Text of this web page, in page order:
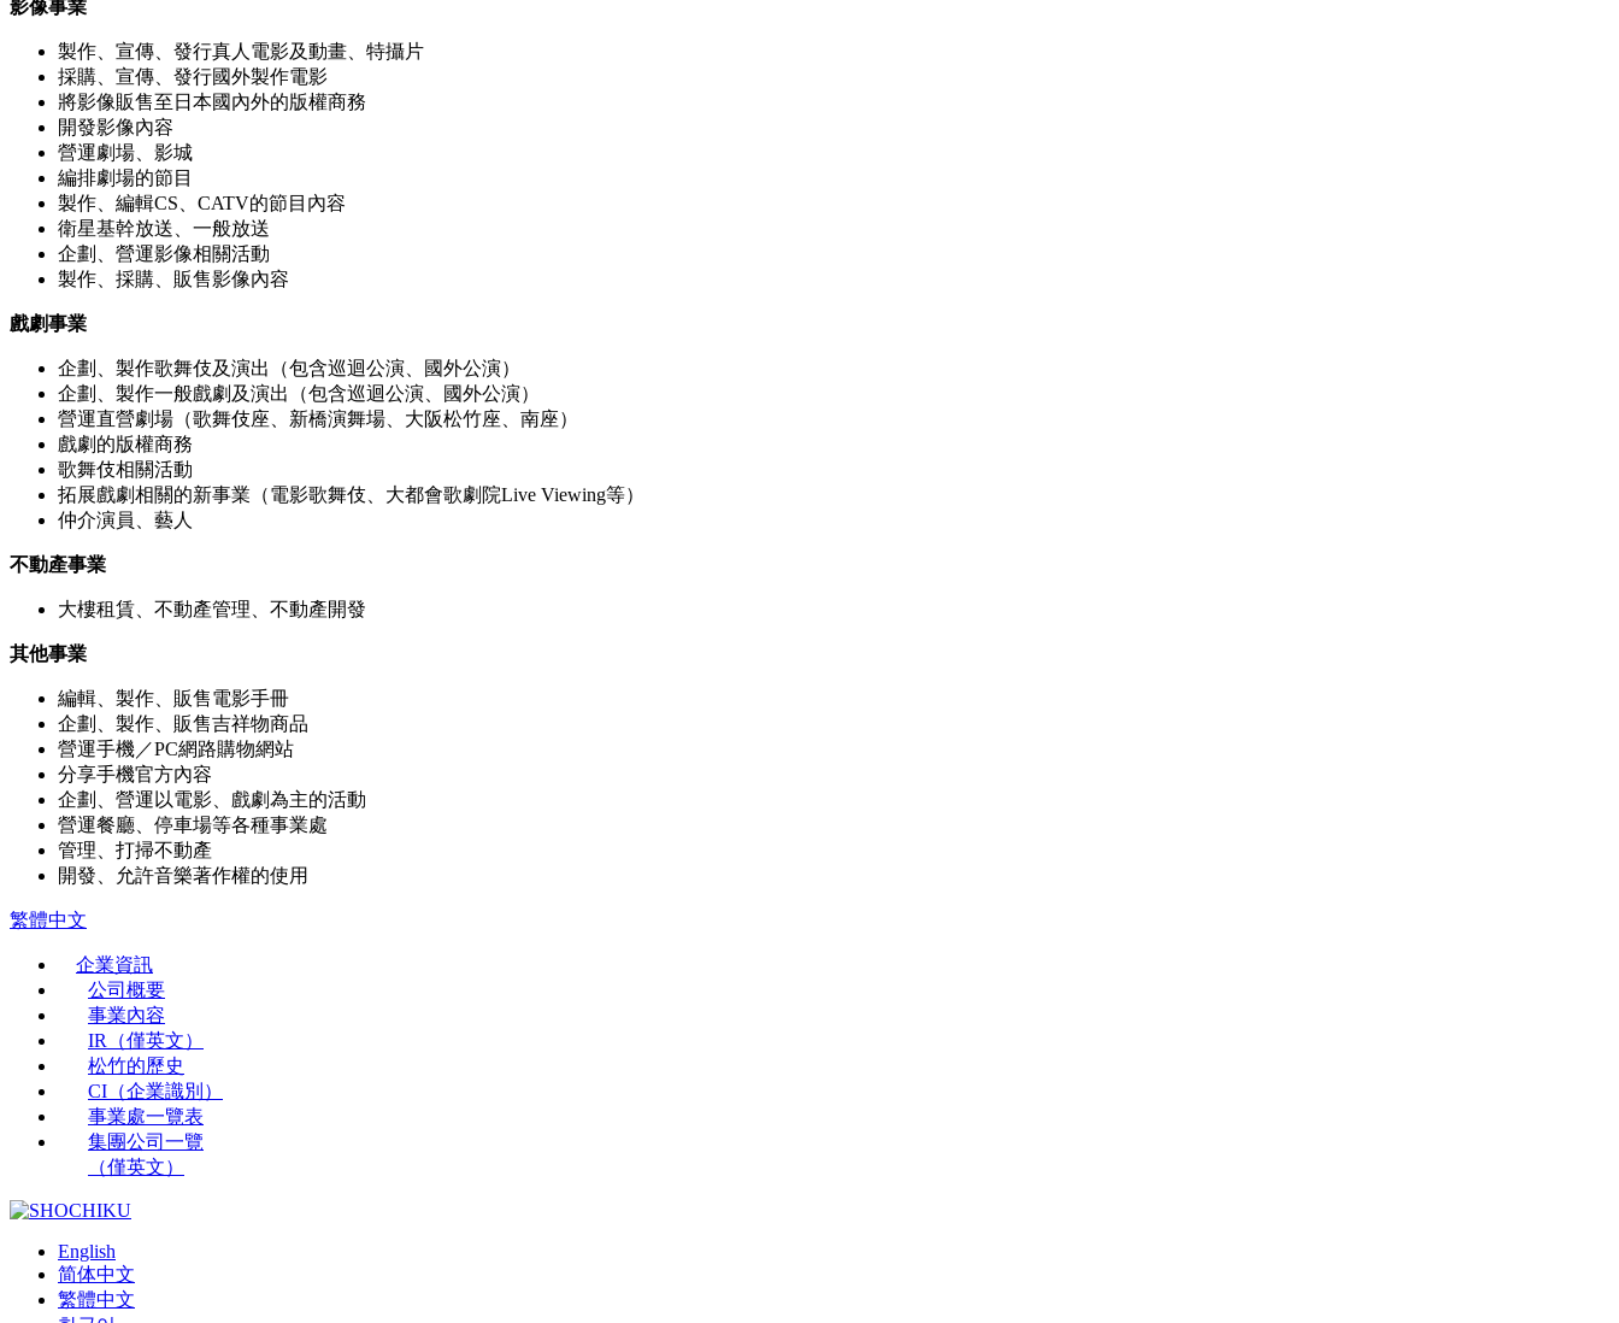
影像事業
製作、宣傳、發行真人電影及動畫、特攝片
採購、宣傳、發行國外製作電影
將影像販售至日本國內外的版權商務
開發影像內容
營運劇場、影城
編排劇場的節目
製作、編輯CS、CATV的節目內容
衛星基幹放送、一般放送
企劃、營運影像相關活動
製作、採購、販售影像內容
戲劇事業
企劃、製作歌舞伎及演出（包含巡迴公演、國外公演）
企劃、製作一般戲劇及演出（包含巡迴公演、國外公演）
營運直營劇場（歌舞伎座、新橋演舞場、大阪松竹座、南座）
戲劇的版權商務
歌舞伎相關活動
拓展戲劇相關的新事業（電影歌舞伎、大都會歌劇院Live Viewing等）
仲介演員、藝人
不動產事業
大樓租賃、不動產管理、不動產開發
其他事業
編輯、製作、販售電影手冊
企劃、製作、販售吉祥物商品
營運手機／PC網路購物網站
分享手機官方內容
企劃、營運以電影、戲劇為主的活動
營運餐廳、停車場等各種事業處
管理、打掃不動產
開發、允許音樂著作權的使用
繁體中文
企業資訊
公司概要
事業內容
IR（僅英文）
松竹的歷史
CI（企業識別）
事業處一覽表
集團公司一覽
（僅英文）
English
简体中文
繁體中文